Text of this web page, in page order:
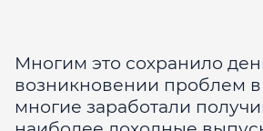
Многим это сохранило
возникновении проблем
многие заработали